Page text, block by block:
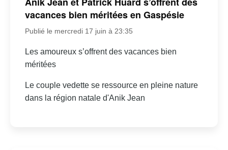
vacances bien méritées en Gaspésie
Publié le mercredi 17 juin à 23:35
Les amoureux s’offrent des vacances bien
méritées
Le couple vedette se ressource en pleine nature
dans la région natale d'Anik Jean